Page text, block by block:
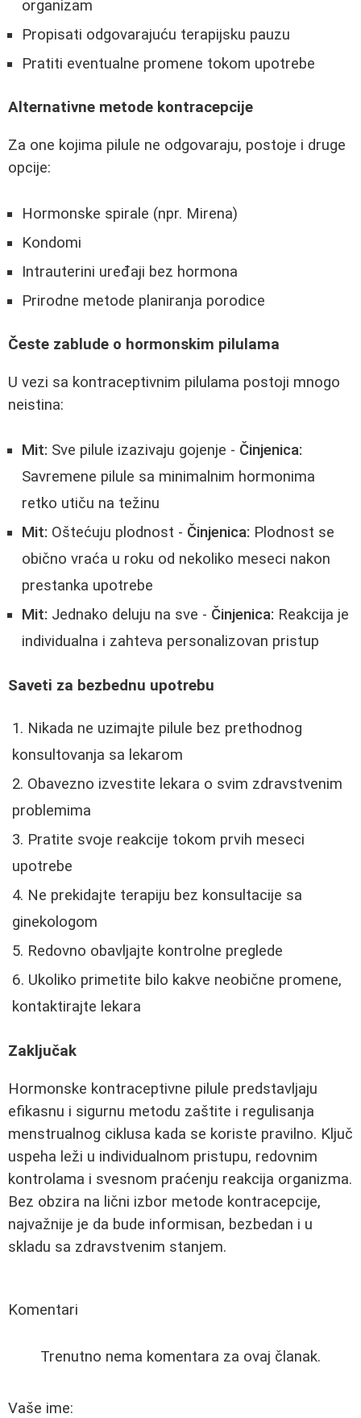
organizam
Propisati odgovarajuću terapijsku pauzu
Pratiti eventualne promene tokom upotrebe
Alternativne metode kontracepcije
Za one kojima pilule ne odgovaraju, postoje i druge
opcije:
Hormonske spirale (npr. Mirena)
Kondomi
Intrauterini uređaji bez hormona
Prirodne metode planiranja porodice
Česte zablude o hormonskim pilulama
U vezi sa kontraceptivnim pilulama postoji mnogo
neistina:
Mit: Sve pilule izazivaju gojenje - Činjenica:
Savremene pilule sa minimalnim hormonima
retko utiču na težinu
Mit: Oštećuju plodnost - Činjenica: Plodnost se
obično vraća u roku od nekoliko meseci nakon
prestanka upotrebe
Mit: Jednako deluju na sve - Činjenica: Reakcija je
individualna i zahteva personalizovan pristup
Saveti za bezbednu upotrebu
Nikada ne uzimajte pilule bez prethodnog
konsultovanja sa lekarom
Obavezno izvestite lekara o svim zdravstvenim
problemima
Pratite svoje reakcije tokom prvih meseci
upotrebe
Ne prekidajte terapiju bez konsultacije sa
ginekologom
Redovno obavljajte kontrolne preglede
Ukoliko primetite bilo kakve neobične promene,
kontaktirajte lekara
Zaključak
Hormonske kontraceptivne pilule predstavljaju
efikasnu i sigurnu metodu zaštite i regulisanja
menstrualnog ciklusa kada se koriste pravilno. Ključ
uspeha leži u individualnom pristupu, redovnim
kontrolama i svesnom praćenju reakcija organizma.
Bez obzira na lični izbor metode kontracepcije,
najvažnije je da bude informisan, bezbedan i u
skladu sa zdravstvenim stanjem.
Komentari
Trenutno nema komentara za ovaj članak.
Vaše ime: